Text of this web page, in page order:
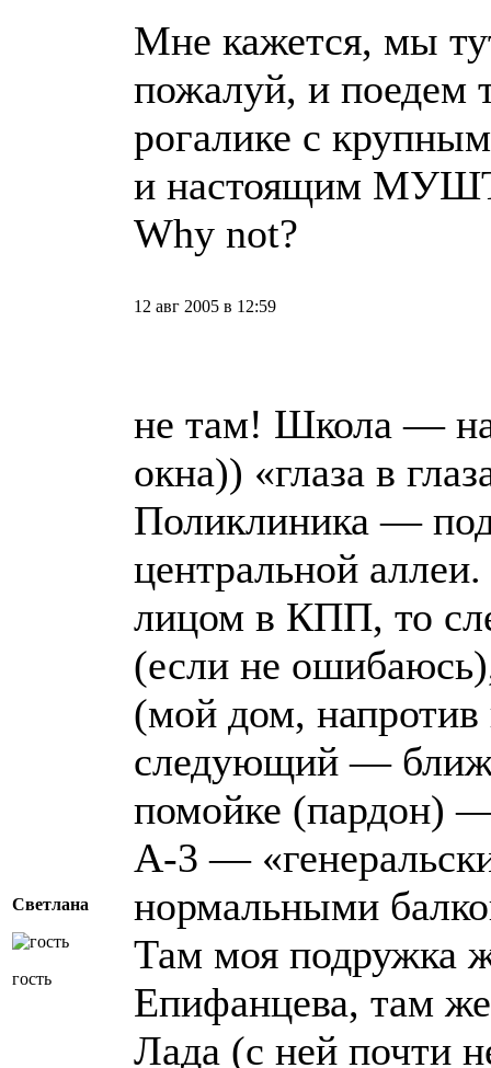
Мне кажется, мы
пожалуй, и поедем
рогалике с
и настоящим
Why not?
Светлана
гость
12 авг 2005 в 12:59
не там! Школа —
окна)) «глаза в
Поликлиника —
центральной
лицом в КПП, то
(если не
(мой дом,
следующий —
помойке (пардон)
А-3 —
нормальными
Там моя подружка
Епифанцева, там
Лада (с ней почти